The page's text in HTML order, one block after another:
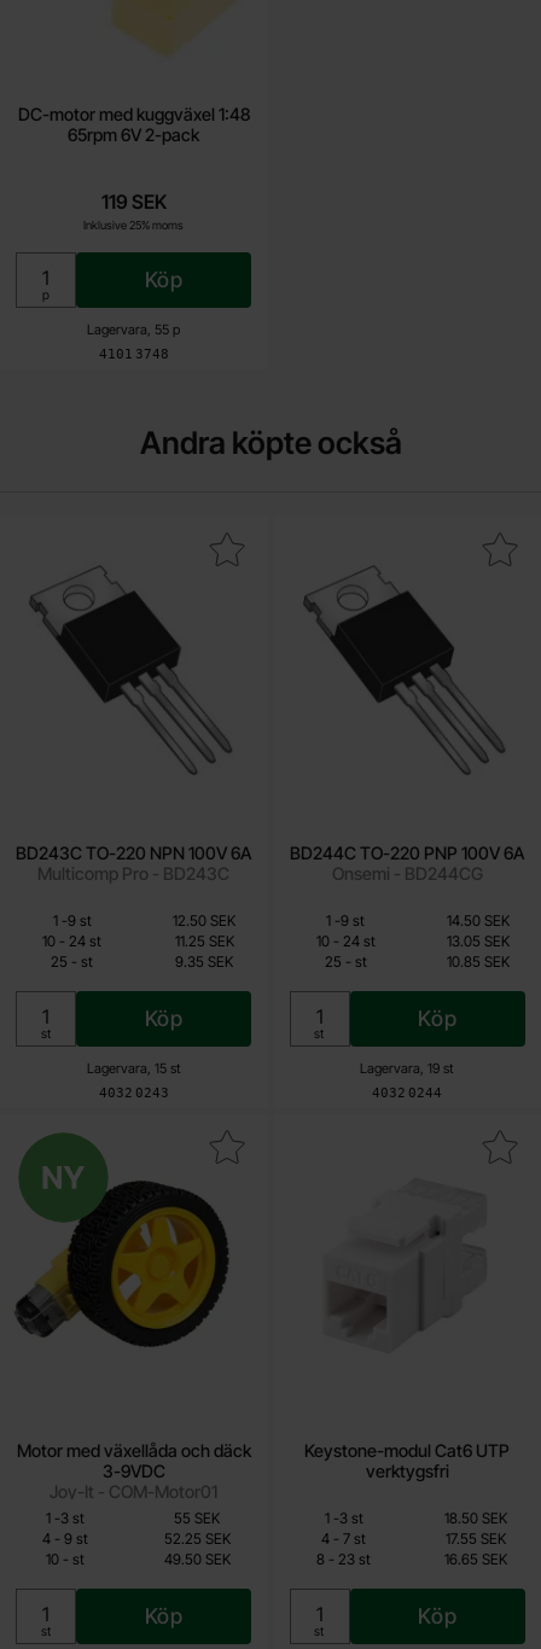
DC-motor med kuggväxel 1:48
65rpm 6V 2-pack
Art. nr
4101 3748
Lagervara, 55 p
119 SEK
Inklusive 25% moms
Enhet:
p
Köp
Andra köpte också
BD243C TO-220 NPN 100V 6A
Multicomp Pro - BD243C
Art. nr
4032 0243
Lagervara, 15 st
9.35 SEK
Inklusive 25% moms
Enhet:
st
Köp
Makera bD243C TO-220 NPN 100V 6A som favorit
Mängdrabatt
Pris /st
1 -till
9 st
12.50 SEK
10 - till
24 st
11.25 SEK
25 - till
st 9.35 SEK
BD244C TO-220 PNP 100V 6A
Onsemi - BD244CG
Art. nr
4032 0244
Lagervara, 19 st
10.85 SEK
Inklusive 25% moms
Enhet:
st
Köp
Makera bD244C TO-220
Mängdrabatt
Pris /st
1 -till
9 st
14.50 SEK
10 -till24 st
13.05 SEK
25 -tillst 10.85 SEK
Ny
Motor med växellåda och däck
3-9VDC
Joy-It - COM-Motor01
49.50 SEK
Inklusive 25% moms
Enhet:
st
Köp
motor med växellåda och däck 3-9VDC som favorit
Mängdrabatt
Pris /st
1 -till
3 st
55 SEK
4 -till
9 st
52.25 SEK
10 -tillst 49.50 SEK
Keystone-modul Cat6 UTP
verktygsfri
13.85 SEK
Inklusive 25% moms
Enhet:
st
Köp
Makera keystone-modul Cat6
Mängdrabatt
Pris /st
1 -till
3 st
18.50 SEK
4 - till
7 st
17.55 SEK
8 - till
23 st 16.65 SEK